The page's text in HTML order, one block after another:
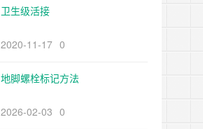
卫生级活接
2020-11-17 0
地脚螺栓标记方法
2026-02-03 0